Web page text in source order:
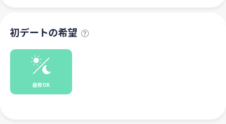
初デートの希望
昼夜OK